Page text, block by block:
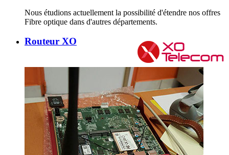
Nous étudions actuellement la possibilité d'étendre nos offres
Fibre optique dans d'autres départements.
Routeur XO